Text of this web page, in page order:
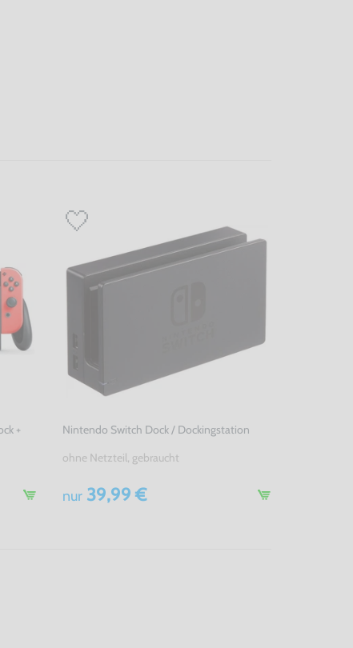
+
Nintendo Switch Dock / Dockingstation
ohne Netzteil, gebraucht
nur39,99 €